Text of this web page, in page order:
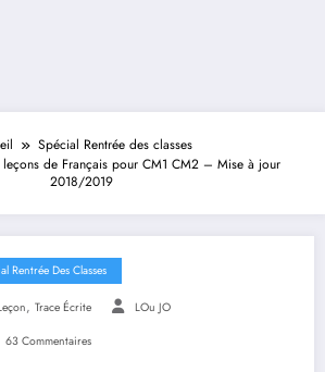
Spécial Rentrée des classes
de Français pour CM1 CM2 – Mise à jour
2018/2019
Rentrée Des Classes
, Trace Écrite LOu JO
63 Commentaires